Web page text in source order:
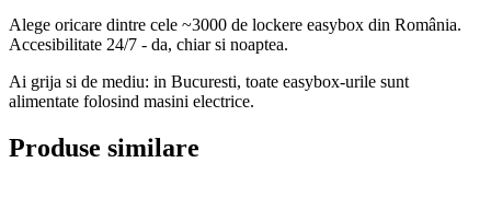
Alege oricare dintre cele ~3000 de lockere easybox din România.
Accesibilitate 24/7 - da, chiar si noaptea.
Ai grija si de mediu: in Bucuresti, toate easybox-urile sunt
alimentate folosind masini electrice.
Produse similare